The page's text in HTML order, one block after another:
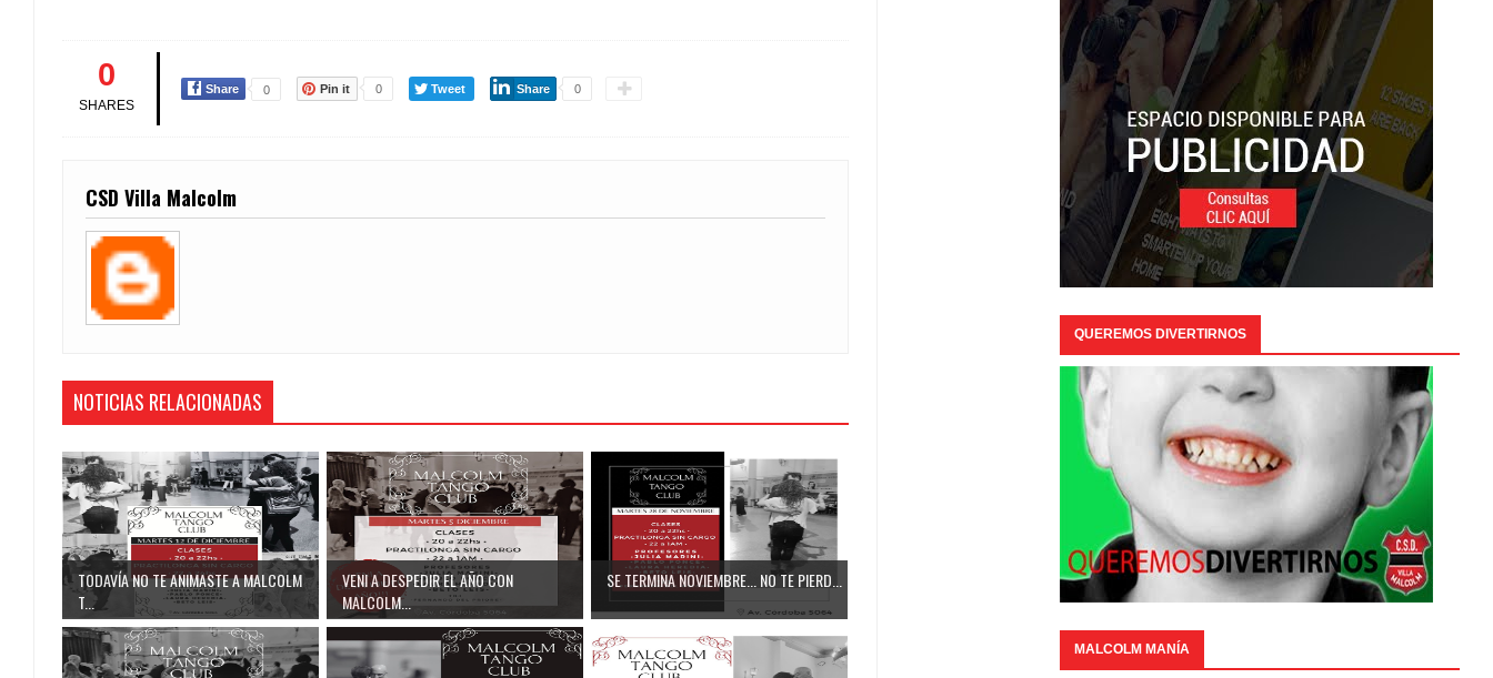
0
SHARES
Share 0 Pin it 0 Tweet Share 0
CSD Villa Malcolm
NOTICIAS RELACIONADAS
TODAVÍA NO TE ANIMASTE A MALCOLM
T...
VENI A DESPEDIR EL AÑO CON
MALCOLM...
SE TERMINA NOVIEMBRE... NO TE PIERD...
QUEREMOS DIVERTIRNOS
MALCOLM MANÍA